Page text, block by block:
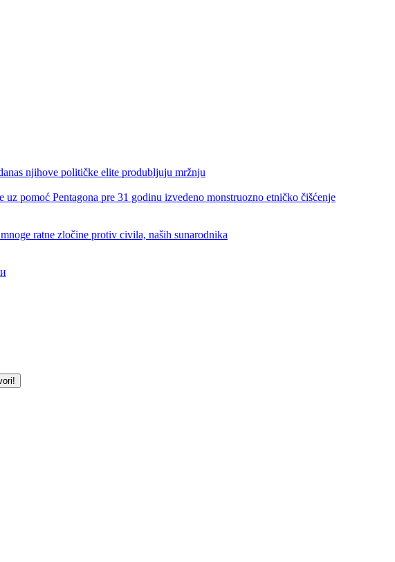
njihove političke elite produbljuju mržnju
Pentagona pre 31 godinu izvedeno monstruozno etničko čišćenje
ratne zločine protiv civila, naših sunarodnika